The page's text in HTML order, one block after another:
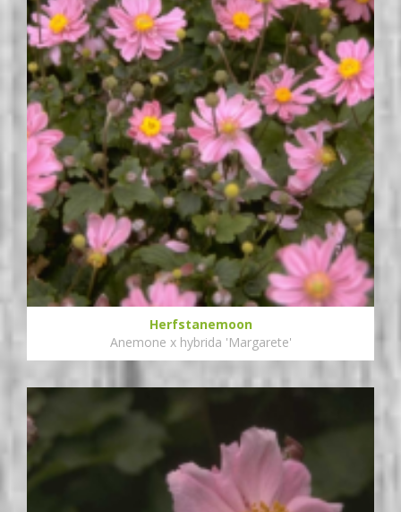
Herfstanemoon
Anemone x hybrida 'Margarete'